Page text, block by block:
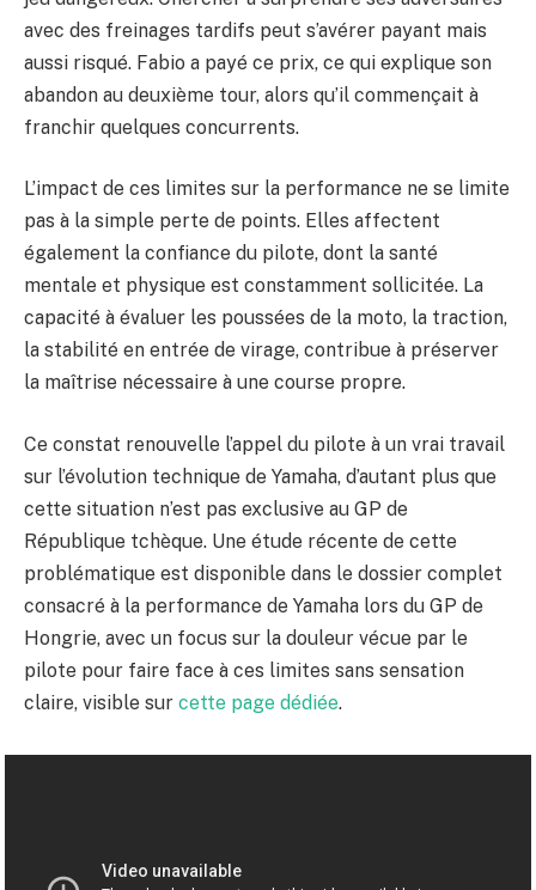
avec des freinages tardifs peut s’avérer payant mais
aussi risqué. Fabio a payé ce prix, ce qui explique son
abandon au deuxième tour, alors qu’il commençait à
franchir quelques concurrents.
L’impact de ces limites sur la performance ne se limite
pas à la simple perte de points. Elles affectent
également la confiance du pilote, dont la santé
mentale et physique est constamment sollicitée. La
capacité à évaluer les poussées de la moto, la traction,
la stabilité en entrée de virage, contribue à préserver
la maîtrise nécessaire à une course propre.
Ce constat renouvelle l’appel du pilote à un vrai travail
sur l’évolution technique de Yamaha, d’autant plus que
cette situation n’est pas exclusive au GP de
République tchèque. Une étude récente de cette
problématique est disponible dans le dossier complet
consacré à la performance de Yamaha lors du GP de
Hongrie, avec un focus sur la douleur vécue par le
pilote pour faire face à ces limites sans sensation
claire, visible sur cette page dédiée.